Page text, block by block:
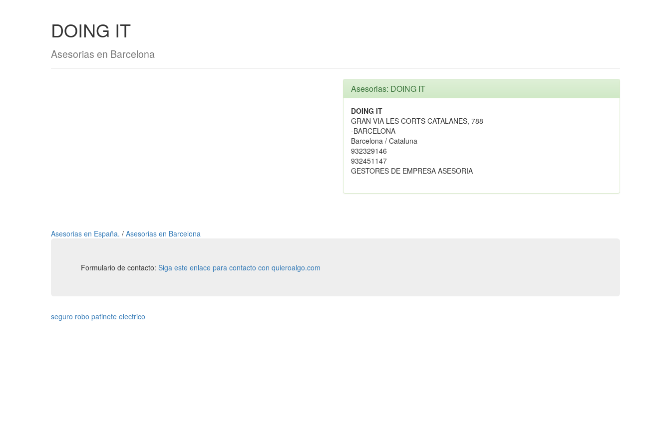
DOING IT
Asesorias en Barcelona
Asesorias: DOING IT
DOING IT
GRAN VIA LES CORTS CATALANES, 788
-BARCELONA
Barcelona / Cataluna
932329146
932451147
GESTORES DE EMPRESA ASESORIA
Asesorias en España. / Asesorias en Barcelona
Formulario de contacto: Siga este enlace para contacto con quieroalgo.com
seguro robo patinete electrico